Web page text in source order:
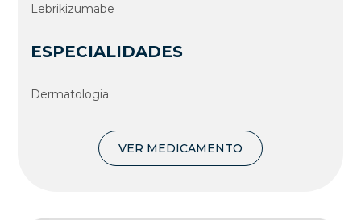
Lebrikizumabe
ESPECIALIDADES
Dermatologia
VER MEDICAMENTO